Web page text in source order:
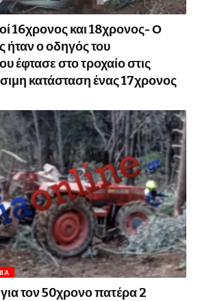
16χρονος και 18χρονος- Ο
ήταν ο οδηγός του
έφτασε στο τροχαίο στις
κατάσταση ένας 17χρονος
τον 50χρονο πατέρα 2